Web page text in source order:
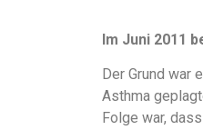
Im Juni 2011
Der Grund war
Asthma
Folge war,